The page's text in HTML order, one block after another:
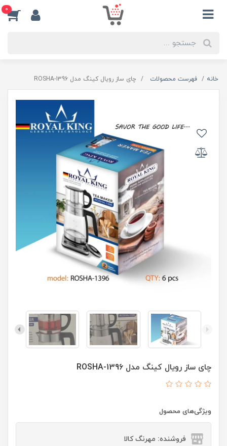
0
خانه فهرست محصولات چای ساز رویال کینگ مدل ROSHA-1396
چای ساز رویال کینگ مدل ROSHA-1396
ویژگی‌های محصول
فروشنده: مهرنگ کالا